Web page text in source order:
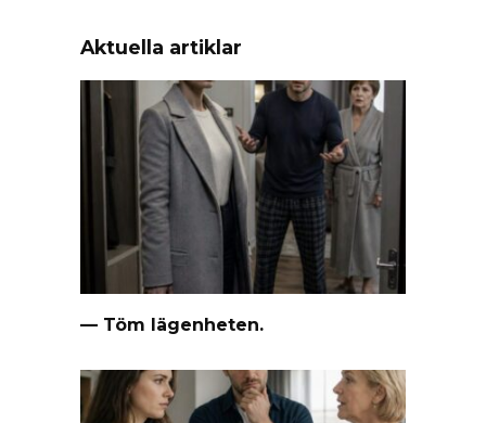
Aktuella artiklar
— Töm lägenheten.